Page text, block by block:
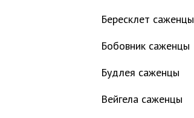
Бересклет саженцы
Бобовник саженцы
Будлея саженцы
Вейгела саженцы